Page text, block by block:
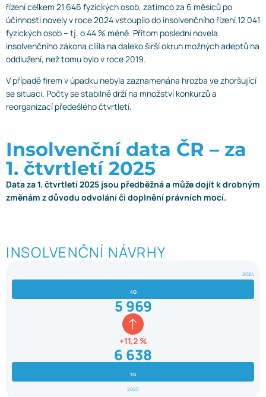
řízení celkem 21 646 fyzických osob, zatímco za 6 měsíců po
účinnosti novely v roce 2024 vstoupilo do insolvenčního řízení 12 041
fyzických osob – tj. o 44 % méně. Přitom poslední novela
insolvenčního zákona cílila na daleko širší okruh možných adeptů na
oddlužení, než tomu bylo v roce 2019.
V případě firem v úpadku nebyla zaznamenána hrozba ve zhoršující
se situaci. Počty se stabilně drží na množství konkurzů a
reorganizací předešlého čtvrtletí.
Insolvenční data ČR – za
1. čtvrtletí 2025
Data za 1. čtvrtletí 2025 jsou předběžná a může dojít k drobným
změnám z důvodu odvolání či doplnění právních mocí.
INSOLVENČNÍ NÁVRHY
2024
4Q
5 969
+11,2 %
6 638
1Q
2025